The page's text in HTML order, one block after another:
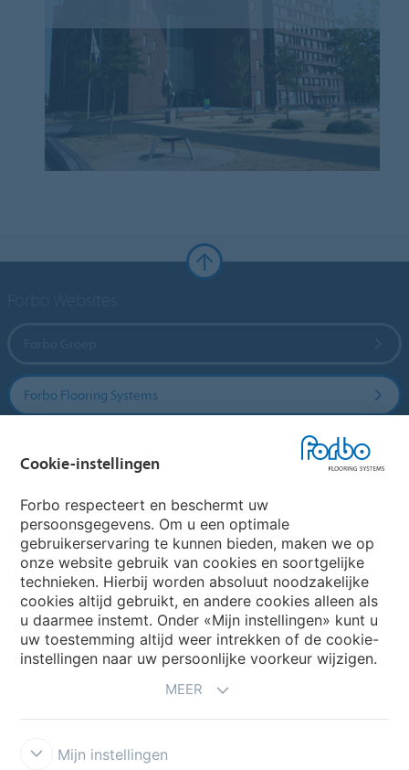
Forbo Flooring Systems
Website
Kies uw land
My Forbo
Cookie-instellingen
Forbo respecteert en beschermt uw
persoonsgegevens. Om u een optimale
gebruikerservaring te kunnen bieden, maken we op
onze website gebruik van cookies en soortgelijke
technieken. Hierbij worden absoluut noodzakelijke
cookies altijd gebruikt, en andere cookies alleen als
u daarmee instemt. Onder «Mijn instellingen» kunt u
uw toestemming altijd weer intrekken of de cookie-
instellingen naar uw persoonlijke voorkeur wijzigen.
MEER
Mijn instellingen